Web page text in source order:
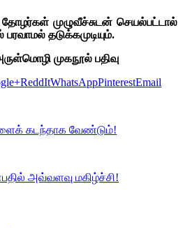
முழுவீச்சுடன் செயல்பட்டால்
தடுக்கமுடியும்.
முகநூல் பதிவு
ReddItWhatsAppPinterestEmail
கடந்தாக வேண்டும்!
அவ்வளவு மகிழ்ச்சி!